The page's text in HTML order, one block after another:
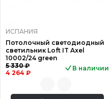
ИСПАНИЯ
Потолочный светодиодный
светильник Loft IT Axel
10002/24 green
5 330 ₽
4 264 ₽
В наличии